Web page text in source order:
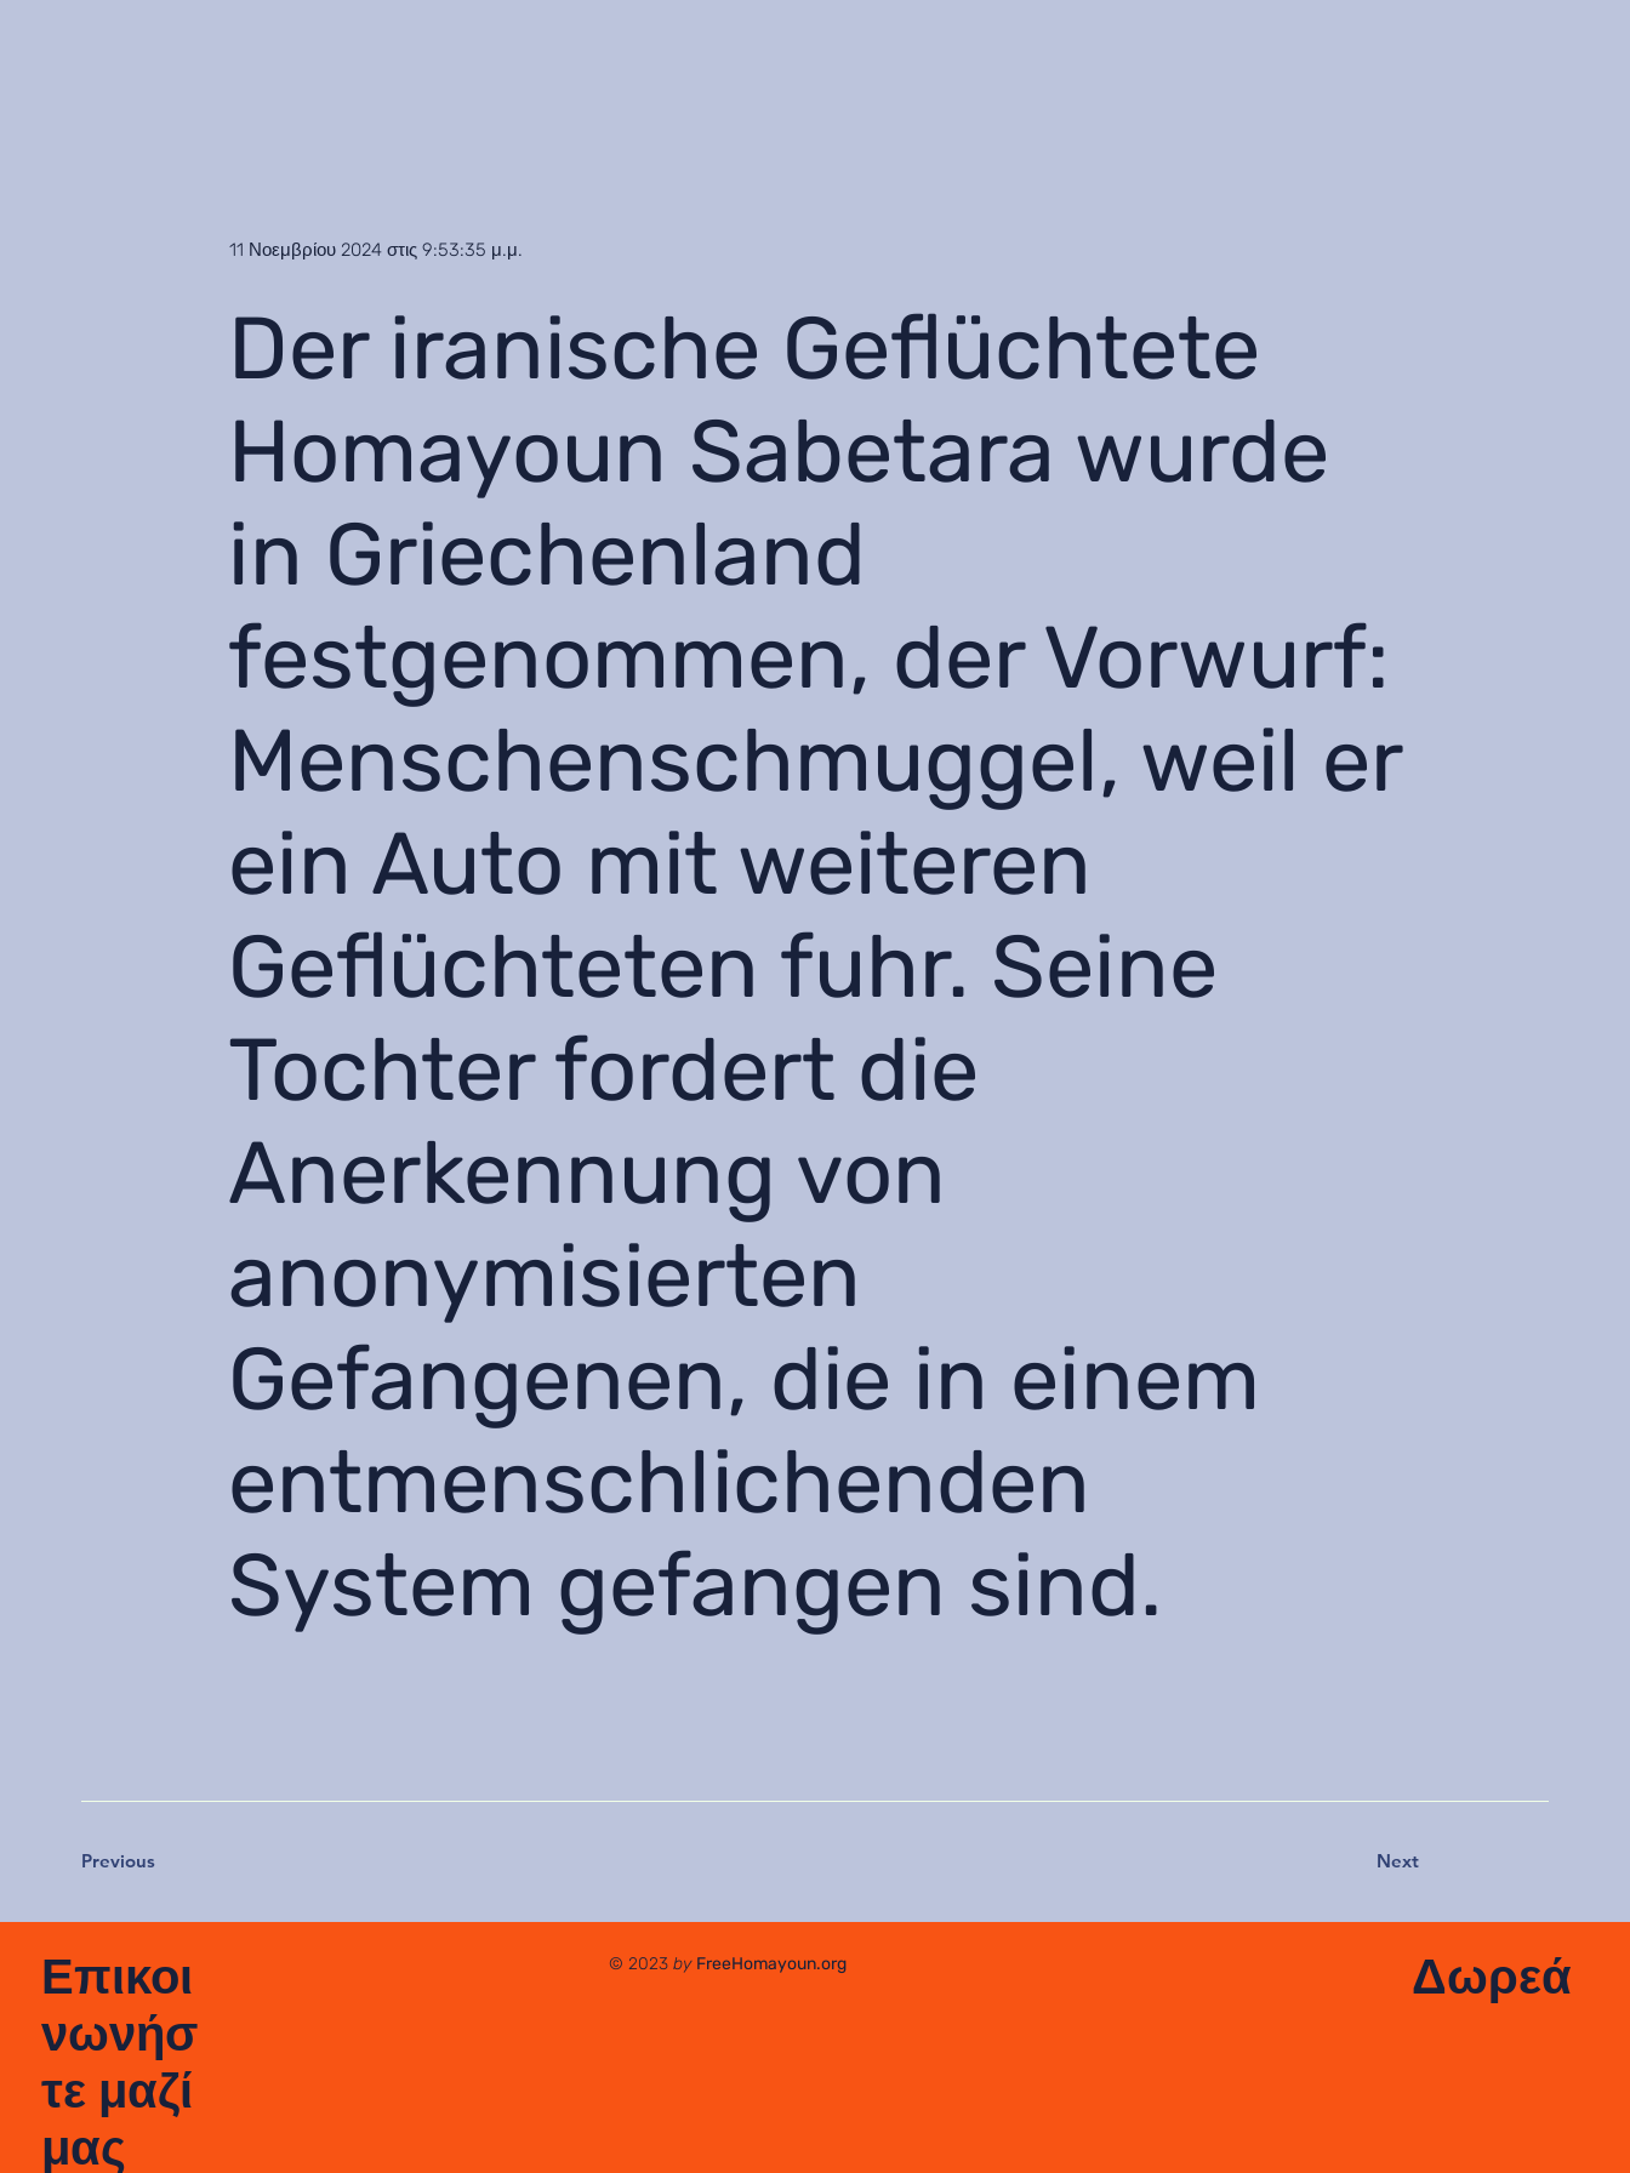
11 Νοεμβρίου 2024 στις 9:53:35 μ.μ.
Der iranische Geflüchtete
Homayoun Sabetara wurde
in Griechenland
festgenommen, der Vorwurf:
Menschenschmuggel, weil er
ein Auto mit weiteren
Geflüchteten fuhr. Seine
Tochter fordert die
Anerkennung von
anonymisierten
Gefangenen, die in einem
entmenschlichenden
System gefangen sind.
Previous Next
Επικοι
νωνήσ
τε μαζί
μας
Δωρεά
© 2023by FreeHomayoun.org